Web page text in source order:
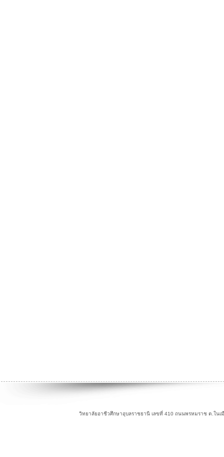
วิทยาลัยอาชีวศึกษาอุบลราชธานี เลขที่ 410 ถนนพรหมราช ต.ในเ